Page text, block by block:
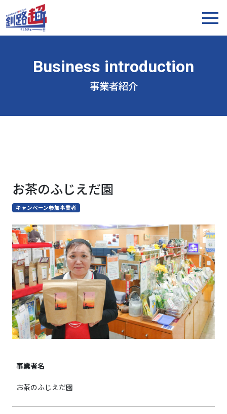
事業者紹介
お茶のふじえだ園
キャンペーン参加事業者
事業者名
お茶のふじえだ園